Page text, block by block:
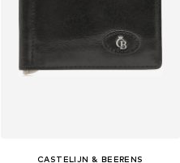
CASTELIJN & BEERENS